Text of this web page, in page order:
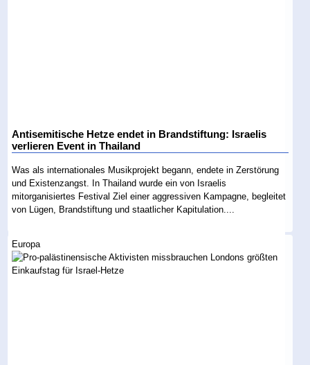
Antisemitische Hetze endet in Brandstiftung: Israelis
verlieren Event in Thailand
Was als internationales Musikprojekt begann, endete in Zerstörung
und Existenzangst. In Thailand wurde ein von Israelis
mitorganisiertes Festival Ziel einer aggressiven Kampagne, begleitet
von Lügen, Brandstiftung und staatlicher Kapitulation....
Europa